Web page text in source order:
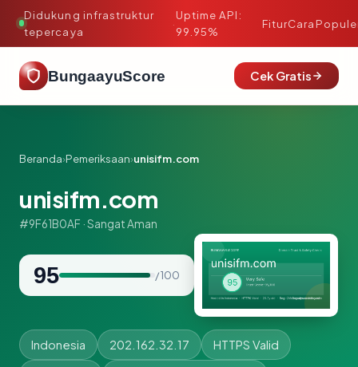
Didukung infrastruktur
tepercaya
·
Uptime API:
99.95%
FiturCara
BungaayuScore Cek Gratis
Beranda›Pemeriksaan›unisifm.com
unisifm.com
#9F61B0AF · Sangat Aman
95 / 100
Indonesia 202.162.32.17 HTTPS Valid